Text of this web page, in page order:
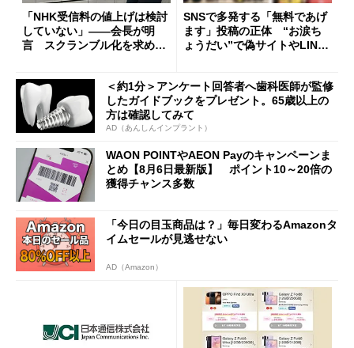
「NHK受信料の値上げは検討
していない」――会長が明
言 スクランブル化を求める
SNSで多発する「無料であげ
ます」投稿の正体 “お涙ち
ょうだい”で偽サイトやLINE
＜約1分＞アンケート回答者へ歯科医師が監修
したガイドブックをプレゼント。65歳以上の
方は確認してみて
AD（あんしんインプラント）
WAON POINTやAEON Payのキャンペーンま
とめ【8月6日最新版】 ポイント10～20倍の
獲得チャンス多数
「今日の目玉商品は？」毎日変わるAmazonタ
イムセールが見逃せない
AD（Amazon）